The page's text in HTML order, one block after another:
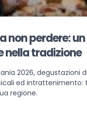
non perdere:
nella tradizione
2026, degustazioni
ed intrattenimento:
regione.